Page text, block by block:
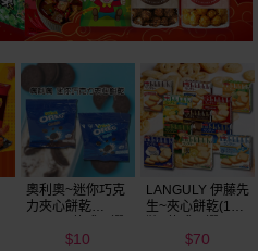
奧利奧~迷你巧克
力夾心餅乾
美式賣場熱銷
$10
LANGULY 伊藤先
生~夾心餅乾(1盒
$70